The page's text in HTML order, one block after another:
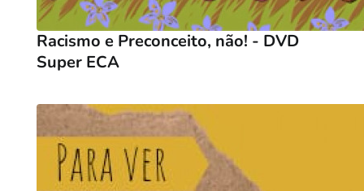
Racismo e Preconceito, não! - DVD
Super ECA